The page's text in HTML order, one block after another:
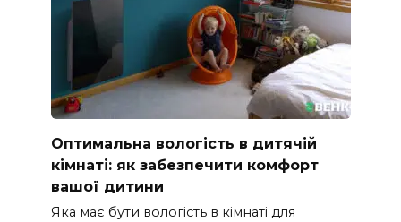
Оптимальна вологість в дитячій
кімнаті: як забезпечити комфорт
вашої дитини
Яка має бути вологість в кімнаті для